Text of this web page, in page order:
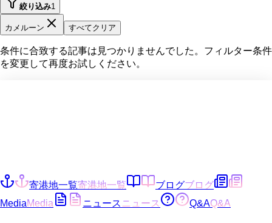
絞り込み1
カメルーン すべてクリア
条件に合致する記事は見つかりませんでした。フィルター条件
を変更して再度お試しください。
寄港地一覧寄港地一覧 ブログブログ
MediaMedia ニュース ニュース Q&AQ&A